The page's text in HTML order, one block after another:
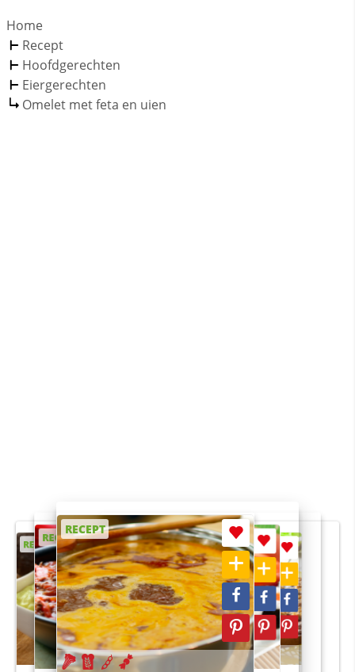
Home
Recept
Hoofdgerechten
Eiergerechten
Omelet met feta en uien
RECEPT
RECEPT
RECEPT
RECEPT
RECEPT